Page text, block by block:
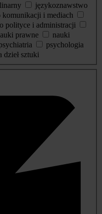
językoznawstwo
komunikacji i mediach
polityce i administracji
prawne
nauki
psychologia
dzieł sztuki